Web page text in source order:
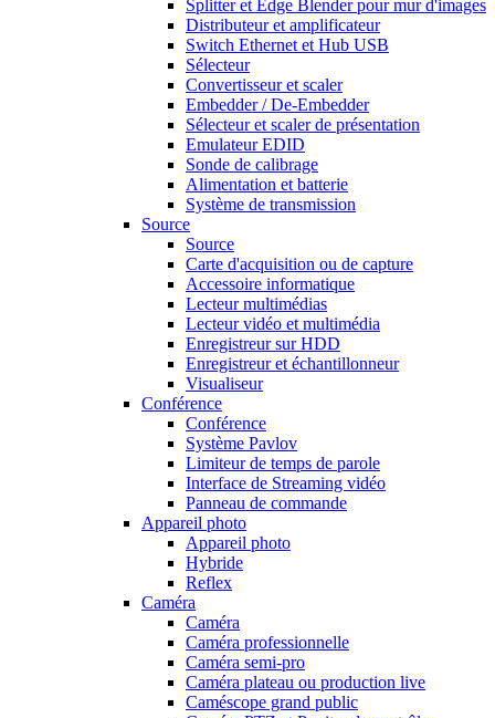
Splitter et Edge Blender pour mur d'images
Distributeur et amplificateur
Switch Ethernet et Hub USB
Sélecteur
Convertisseur et scaler
Embedder / De-Embedder
Sélecteur et scaler de présentation
Emulateur EDID
Sonde de calibrage
Alimentation et batterie
Système de transmission
Source
Source
Carte d'acquisition ou de capture
Accessoire informatique
Lecteur multimédias
Lecteur vidéo et multimédia
Enregistreur sur HDD
Enregistreur et échantillonneur
Visualiseur
Conférence
Conférence
Système Pavlov
Limiteur de temps de parole
Interface de Streaming vidéo
Panneau de commande
Appareil photo
Appareil photo
Hybride
Reflex
Caméra
Caméra
Caméra professionnelle
Caméra semi-pro
Caméra plateau ou production live
Caméscope grand public